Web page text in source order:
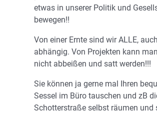
etwas in unserer Politik und
bewegen!!
Von einer Ernte sind wir ALLE,
abhängig. Von Projekten kann
nicht abbeißen und satt werden!!!
Sie können ja gerne mal Ihren
Sessel im Büro tauschen und zB
Schotterstraße selbst räumen und